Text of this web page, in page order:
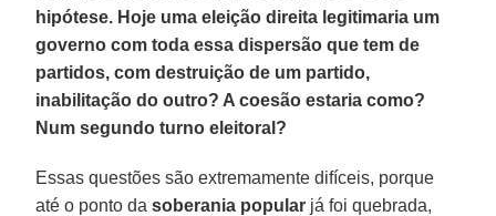
hipótese. Hoje uma eleição direita legitimaria um
governo com toda essa dispersão que tem de
partidos, com destruição de um partido,
inabilitação do outro? A coesão estaria como?
Num segundo turno eleitoral?
Essas questões são extremamente difíceis, porque
até o ponto dasoberania popular já foi quebrada,